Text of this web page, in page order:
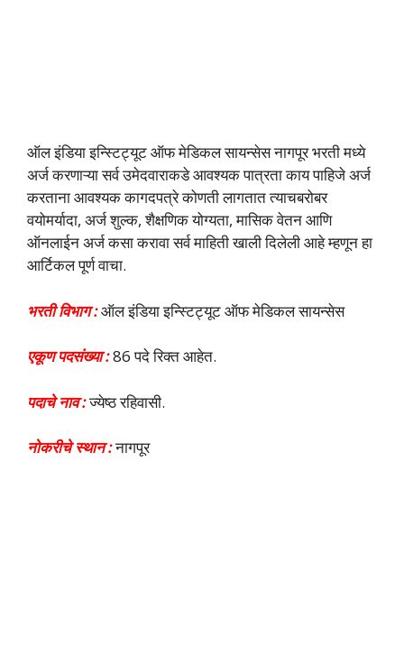
ऑल इंडिया इन्स्टिट्यूट ऑफ मेडिकल सायन्सेस नागपूर भरती मध्ये
अर्ज करणाऱ्या सर्व उमेदवाराकडे आवश्यक पात्रता काय पाहिजे अर्ज
करताना आवश्यक कागदपत्रे कोणती लागतात त्याचबरोबर
वयोमर्यादा, अर्ज शुल्क, शैक्षणिक योग्यता, मासिक वेतन आणि
ऑनलाईन अर्ज कसा करावा सर्व माहिती खाली दिलेली आहे म्हणून हा
आर्टिकल पूर्ण वाचा.
भरती विभाग :ऑल इंडिया इन्स्टिट्यूट ऑफ मेडिकल सायन्सेस
एकूण पदसंख्या :86 पदे रिक्त आहेत.
पदाचे नाव :ज्येष्ठ रहिवासी.
नोकरीचे स्थान :नागपूर